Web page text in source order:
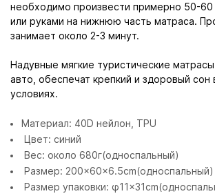
необходимо произвести примерно 50-60
или руками на нижнюю часть матраса.
занимает около 2-3 минут.
Надувные мягкие туристические
авто, обеспечат крепкий и здоровый сон
условиях.
Материал: 40D нейлон, TPU
Цвет: синий
Вес: около 680г(односпальный)
Размер: 200×60×6.5cm(односпальный)
Размер упаковки: